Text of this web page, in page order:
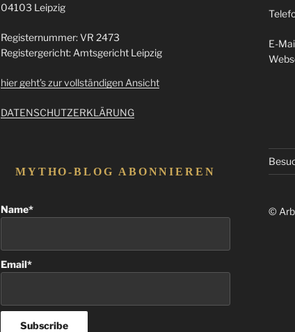
04103 Leipzig
Registernummer: VR 2473
Registergericht: Amtsgericht Leipzig
hier geht’s zur vollständigen Ansicht
DATENSCHUTZERKLÄRUNG
MYTHO-BLOG ABONNIEREN
Name*
Email*
E-
©